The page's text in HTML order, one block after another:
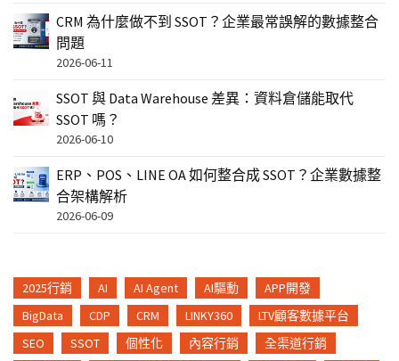
CRM 為什麼做不到 SSOT？企業最常誤解的數據整合
問題
2026-06-11
SSOT 與 Data Warehouse 差異：資料倉儲能取代
SSOT 嗎？
2026-06-10
ERP、POS、LINE OA 如何整合成 SSOT？企業數據整
合架構解析
2026-06-09
2025行銷 AI AI Agent AI驅動
APP開發
BigData
CDP CRM LINKY360
LTV顧客數據平台
SEO
SSOT 個性化 內容行銷
全渠道行銷